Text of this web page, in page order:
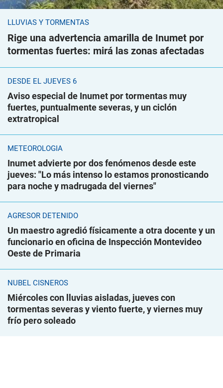
LLUVIAS Y TORMENTAS
Rige una advertencia amarilla de Inumet por
tormentas fuertes: mirá las zonas afectadas
DESDE EL JUEVES 6
Aviso especial de Inumet por tormentas muy
fuertes, puntualmente severas, y un ciclón
extratropical
METEOROLOGÍA
Inumet advierte por dos fenómenos desde este
jueves: "Lo más intenso lo estamos pronosticando
para noche y madrugada del viernes"
AGRESOR DETENIDO
Un maestro agredió físicamente a otra docente y un
funcionario en oficina de Inspección Montevideo
Oeste de Primaria
NUBEL CISNEROS
Miércoles con lluvias aisladas, jueves con
tormentas severas y viento fuerte, y viernes muy
frío pero soleado